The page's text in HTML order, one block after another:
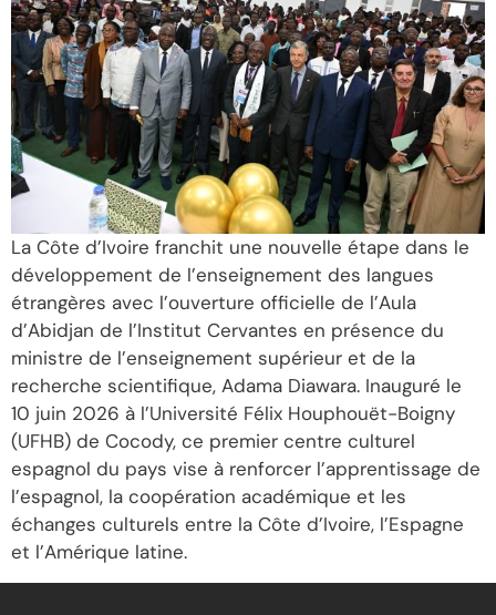
La Côte d’Ivoire franchit une nouvelle étape dans le
développement de l’enseignement des langues
étrangères avec l’ouverture officielle de l’Aula
d’Abidjan de l’Institut Cervantes en présence du
ministre de l’enseignement supérieur et de la
recherche scientifique, Adama Diawara. Inauguré le
10 juin 2026 à l’Université Félix Houphouët-Boigny
(UFHB) de Cocody, ce premier centre culturel
espagnol du pays vise à renforcer l’apprentissage de
l’espagnol, la coopération académique et les
échanges culturels entre la Côte d’Ivoire, l’Espagne
et l’Amérique latine.